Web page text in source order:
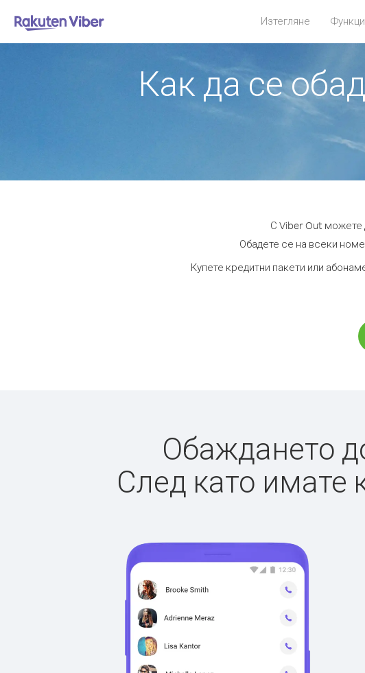
Изтегляне
Как да се
С Viber Out можете
Обадете се на всеки
Купете кредитни пакети или
Обаждането
След като имате